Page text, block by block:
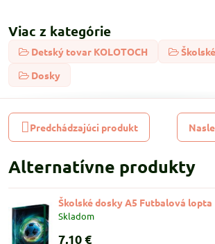
Viac z kategórie
Detský tovar KOLOTOCH
Dosky
Predchádzajúci produkt
Alternatívne produkty
Školské dosky A5 Futbalová lopta
Skladom
7,10 €